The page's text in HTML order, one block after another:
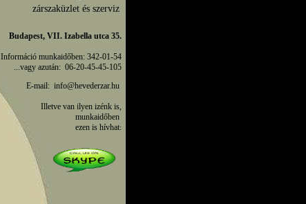
Információ munkaidőben: 342-01-54
...vagy azután:  06-20-45-45-105
E-mail:  info@hevederzar.hu
Illetve van ilyen izénk is,
munkaidőben
ezen is hívhat:
zárszaküzlet és szerviz